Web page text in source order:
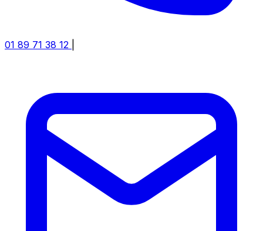
01 89 71 38 12